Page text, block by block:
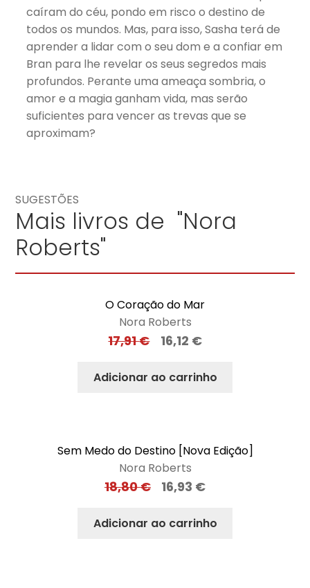
caíram do céu, pondo em risco o destino de
todos os mundos. Mas, para isso, Sasha terá de
aprender a lidar com o seu dom e a confiar em
Bran para lhe revelar os seus segredos mais
profundos. Perante uma ameaça sombria, o
amor e a magia ganham vida, mas serão
suficientes para vencer as trevas que se
aproximam?
SUGESTÕES
Mais livros de "Nora
Roberts"
O Coração do Mar
Nora Roberts
17,91€ 16,12 €
Adicionar ao carrinho
Sem Medo do Destino [Nova Edição]
Nora Roberts
18,80€ 16,93 €
Adicionar ao carrinho